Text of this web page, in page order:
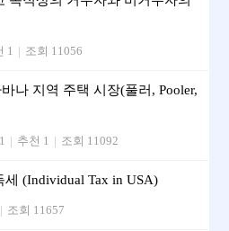
1 | 조회 11056
나 지역 주택 시장(풀러, Pooler,
| 추천 1 | 조회 11092
(Individual Tax in USA)
| 조회 11657